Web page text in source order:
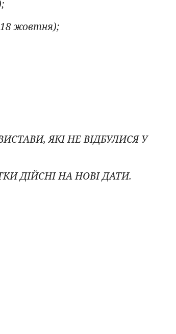
18 жовтня);
ЯКІ НЕ ВІДБУЛИСЯ У
ДІЙСНІ НА НОВІ ДАТИ.